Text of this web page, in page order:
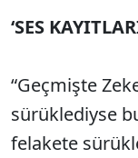
‘SES
“Geçmişte
sürüklediyse
felakete